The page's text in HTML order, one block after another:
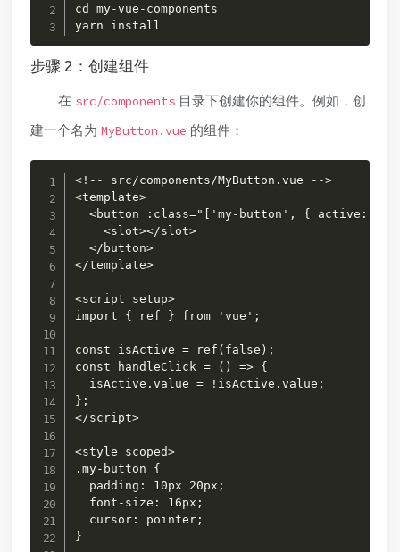
cd my-vue-components
yarn install
步骤 2：创建组件
在 src/components目录下创建你的组件。例如，创
建一个名为 MyButton.vue 的组件：
<!-- src/components/MyButton.vue -->
<template>
<button :class="['my-button', { active:
    <slot></slot>
  </button>
</template>
<script setup>
import { ref } from 'vue';
const isActive = ref(false);
const handleClick = () => {
  isActive.value = !isActive.value;
};
</script>
<style scoped>
.my-button {
  padding: 10px 20px;
  font-size: 16px;
  cursor: pointer;
}